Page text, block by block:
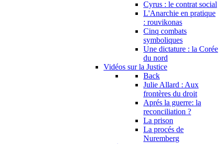
Cyrus : le contrat social
L'Anarchie en pratique
: rouvikonas
Cinq combats
symboliques
Une dictature : la Corée
du nord
Vidéos sur la Justice
Back
Julie Allard : Aux
frontères du droit
Aprés la guerre: la
reconciliation ?
La prison
La procés de
Nuremberg